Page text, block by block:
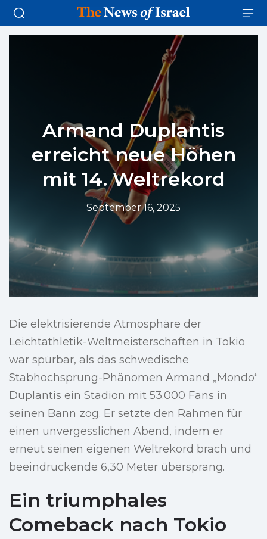
Armand Duplantis
erreicht neue Höhen
mit 14. Weltrekord
September 16, 2025
Die elektrisierende Atmosphäre der
Leichtathletik-Weltmeisterschaften in Tokio
war spürbar, als das schwedische
Stabhochsprung-Phänomen Armand „Mondo“
Duplantis ein Stadion mit 53.000 Fans in
seinen Bann zog. Er setzte den Rahmen für
einen unvergesslichen Abend, indem er
erneut seinen eigenen Weltrekord brach und
beeindruckende 6,30 Meter übersprang.
Ein triumphales
Comeback nach Tokio